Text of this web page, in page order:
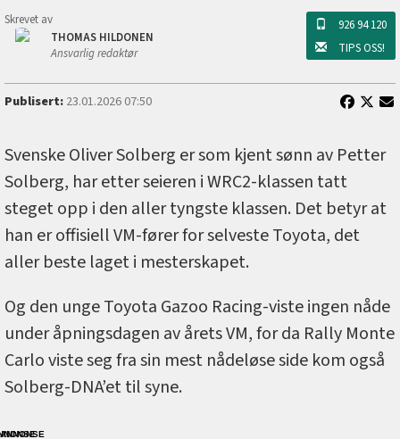
Skrevet av
THOMAS HILDONEN
Ansvarlig redaktør
926 94 120
TIPS OSS!
Publisert:23.01.2026 07:50
Svenske Oliver Solberg er som kjent sønn av Petter
Solberg, har etter seieren i WRC2-klassen tatt
steget opp i den aller tyngste klassen. Det betyr at
han er offisiell VM-fører for selveste Toyota, det
aller beste laget i mesterskapet.
Og den unge Toyota Gazoo Racing-viste ingen nåde
under åpningsdagen av årets VM, for da Rally Monte
Carlo viste seg fra sin mest nådeløse side kom også
Solberg-DNA’et til syne.